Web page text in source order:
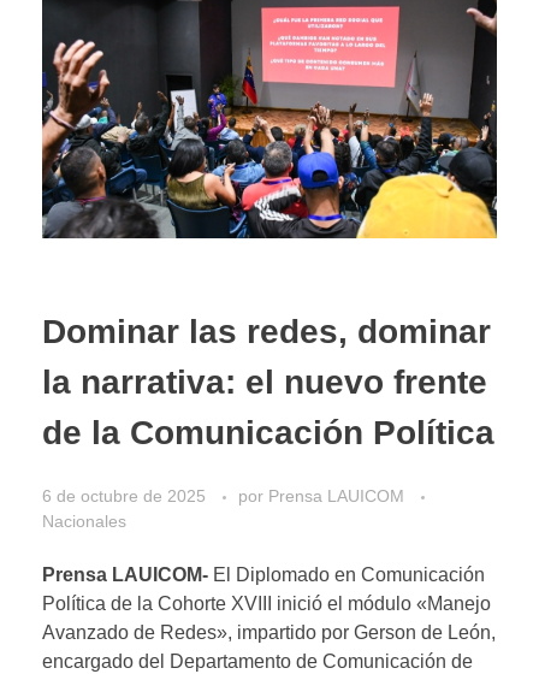
Dominar las redes, dominar
la narrativa: el nuevo frente
de la Comunicación Política
6 de octubre de 2025 por Prensa LAUICOM
Nacionales
Prensa LAUICOM- El Diplomado en Comunicación
Política de la Cohorte XVIII inició el módulo «Manejo
Avanzado de Redes», impartido por Gerson de León,
encargado del Departamento de Comunicación de